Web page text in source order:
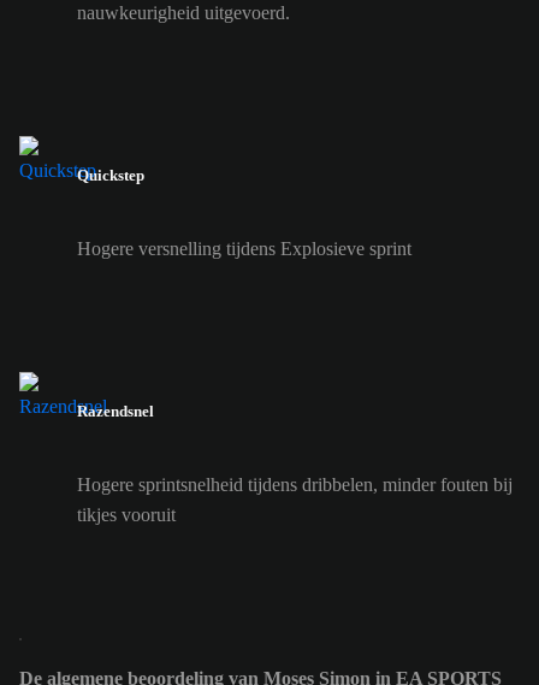
nauwkeurigheid uitgevoerd.
Quickstep
Hogere versnelling tijdens Explosieve sprint
Razendsnel
Hogere sprintsnelheid tijdens dribbelen, minder fouten bij
tikjes vooruit
De algemene beoordeling van Moses Simon in EA SPORTS